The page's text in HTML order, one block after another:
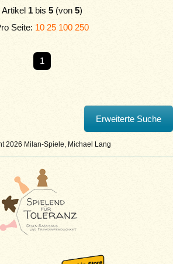
2026 Milan-Spiele, Michael Lang
Artikel 1 bis 5 (von 5)
Seite: 10 25 100 250
1